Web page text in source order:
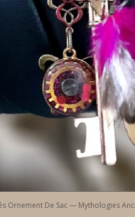
Ornement De Sac — Mythologies